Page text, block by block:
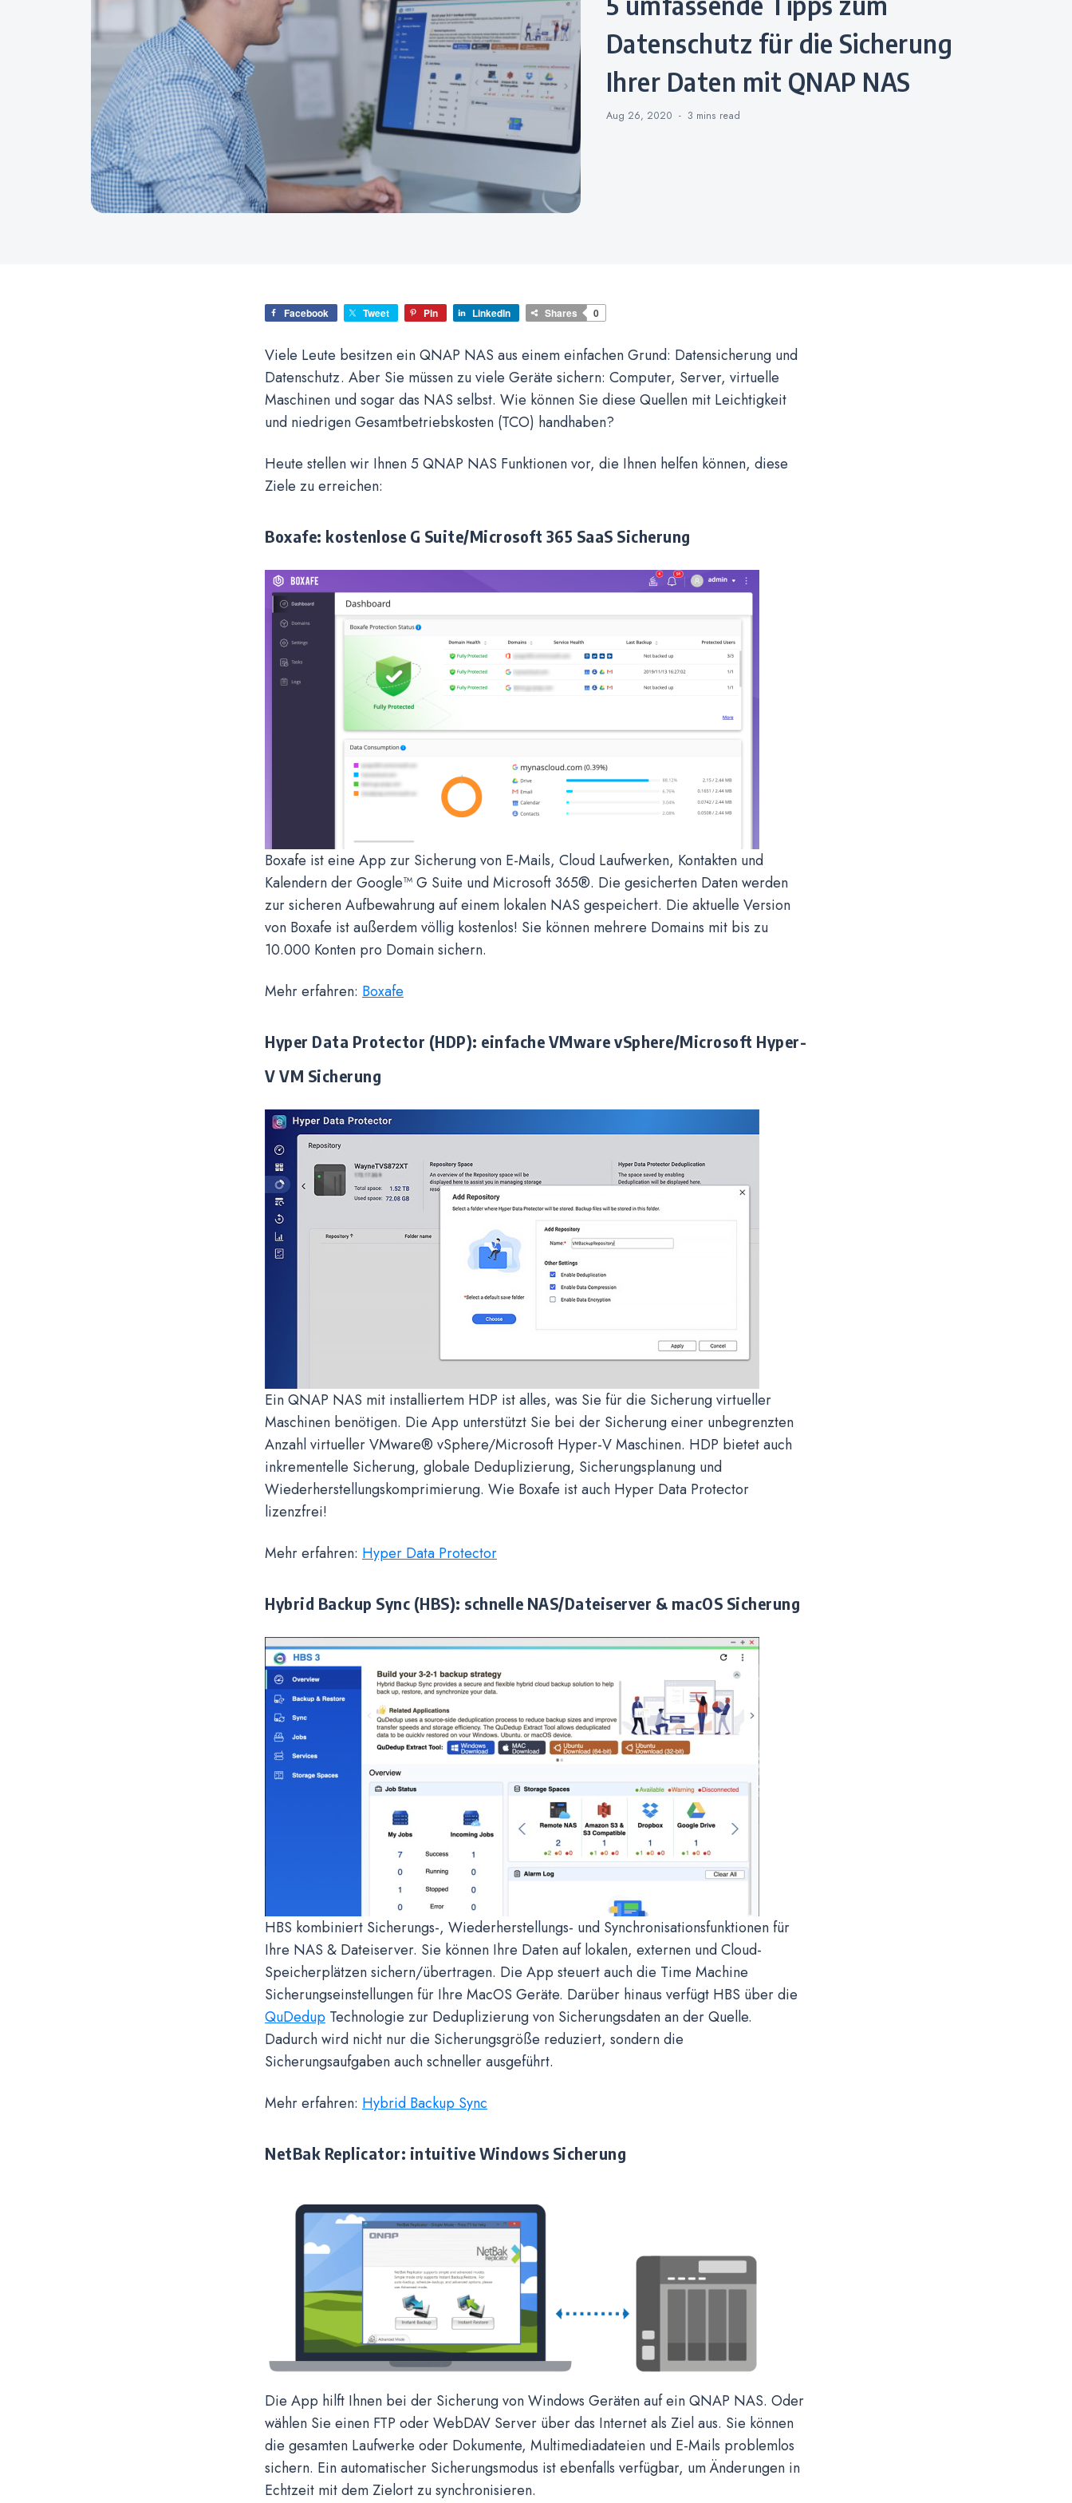
Datenschutz für die Sicherung
Ihrer Daten mit QNAP NAS
Aug 26, 2020 3 mins read
Facebook Tweet Pin LinkedIn Shares 0
Viele Leute besitzen ein QNAP NAS aus einem einfachen Grund: Datensicherung und
Datenschutz. Aber Sie müssen zu viele Geräte sichern: Computer, Server, virtuelle
Maschinen und sogar das NAS selbst. Wie können Sie diese Quellen mit Leichtigkeit
und niedrigen Gesamtbetriebskosten (TCO) handhaben?
Heute stellen wir Ihnen 5 QNAP NAS Funktionen vor, die Ihnen helfen können, diese
Ziele zu erreichen:
Boxafe: kostenlose G Suite/Microsoft 365 SaaS Sicherung
Boxafe ist eine App zur Sicherung von E-Mails, Cloud Laufwerken, Kontakten und
Kalendern der Google™ G Suite und Microsoft 365®. Die gesicherten Daten werden
zur sicheren Aufbewahrung auf einem lokalen NAS gespeichert. Die aktuelle Version
von Boxafe ist außerdem völlig kostenlos! Sie können mehrere Domains mit bis zu
10.000 Konten pro Domain sichern.
Mehr erfahren: Boxafe
Hyper Data Protector (HDP): einfache VMware vSphere/Microsoft Hyper-
V VM Sicherung
Ein QNAP NAS mit installiertem HDP ist alles, was Sie für die Sicherung virtueller
Maschinen benötigen. Die App unterstützt Sie bei der Sicherung einer unbegrenzten
Anzahl virtueller VMware® vSphere/Microsoft Hyper-V Maschinen. HDP bietet auch
inkrementelle Sicherung, globale Deduplizierung, Sicherungsplanung und
Wiederherstellungskomprimierung. Wie Boxafe ist auch Hyper Data Protector
lizenzfrei!
Mehr erfahren: Hyper Data Protector
Hybrid Backup Sync (HBS): schnelle NAS/Dateiserver & macOS Sicherung
HBS kombiniert Sicherungs-, Wiederherstellungs- und Synchronisationsfunktionen für
Ihre NAS & Dateiserver. Sie können Ihre Daten auf lokalen, externen und Cloud-
Speicherplätzen sichern/übertragen. Die App steuert auch die Time Machine
Sicherungseinstellungen für Ihre MacOS Geräte. Darüber hinaus verfügt HBS über die
QuDedup Technologie zur Deduplizierung von Sicherungsdaten an der Quelle.
Dadurch wird nicht nur die Sicherungsgröße reduziert, sondern die
Sicherungsaufgaben auch schneller ausgeführt.
Mehr erfahren: Hybrid Backup Sync
NetBak Replicator: intuitive Windows Sicherung
Die App hilft Ihnen bei der Sicherung von Windows Geräten auf ein QNAP NAS. Oder
wählen Sie einen FTP oder WebDAV Server über das Internet als Ziel aus. Sie können
die gesamten Laufwerke oder Dokumente, Multimediadateien und E-Mails problemlos
sichern. Ein automatischer Sicherungsmodus ist ebenfalls verfügbar, um Änderungen in
Echtzeit mit dem Zielort zu synchronisieren.